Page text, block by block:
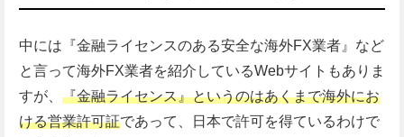
中には『金融ライセンスのある安全な海外FX業者』など
と言って海外FX業者を紹介しているWebサイトもありま
すが、 『金融ライセンス』というのはあくまで海外にお
ける営業許可証であって、日本で許可を得ているわけで